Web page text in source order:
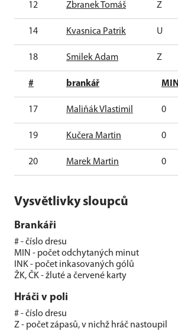
12 Zbranek Tomáš Z
14 Kvasnica Patrik U
18 Smilek Adam Z
# brankář MIN
17 Maliňák Vlastimil 0
19 Kučera Martin 0
20 Marek Martin 0
Vysvětlivky sloupců
Brankáři
# - číslo dresu
MIN - počet odchytaných minut
INK - počet inkasovaných gólů
ŽK, ČK - žluté a červené karty
Hráči v poli
# - číslo dresu
Z - počet zápasů, v nichž hráč nastoupil